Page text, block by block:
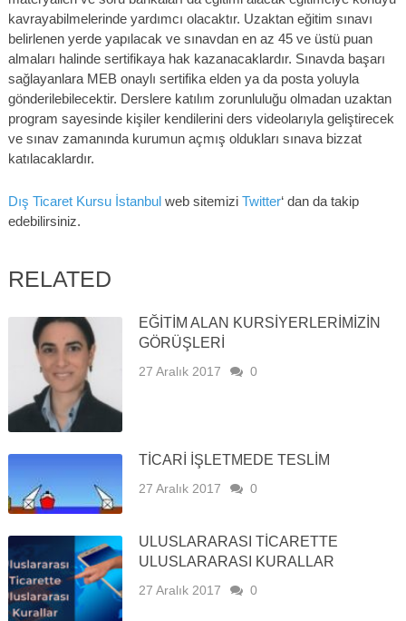
kavrayabilmelerinde yardımcı olacaktır. Uzaktan eğitim sınavı
belirlenen yerde yapılacak ve sınavdan en az 45 ve üstü puan
almaları halinde sertifikaya hak kazanacaklardır. Sınavda başarı
sağlayanlara MEB onaylı sertifika elden ya da posta yoluyla
gönderilebilecektir. Derslere katılım zorunluluğu olmadan uzaktan
program sayesinde kişiler kendilerini ders videolarıyla geliştirecek
ve sınav zamanında kurumun açmış oldukları sınava bizzat
katılacaklardır.
Dış Ticaret Kursu İstanbulweb sitemizi Twitter‘ dan da takip
edebilirsiniz.
RELATED
EĞİTİM ALAN KURSİYERLERİMİZİN
GÖRÜŞLERİ
27 Aralık 2017 0
TİCARİ İŞLETMEDE TESLİM
27 Aralık 2017 0
ULUSLARARASI TİCARETTE
ULUSLARARASI KURALLAR
27 Aralık 2017 0